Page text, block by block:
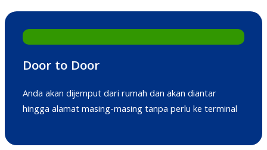
Door to Door
Anda akan dijemput dari rumah dan akan diantar
hingga alamat masing-masing tanpa perlu ke terminal